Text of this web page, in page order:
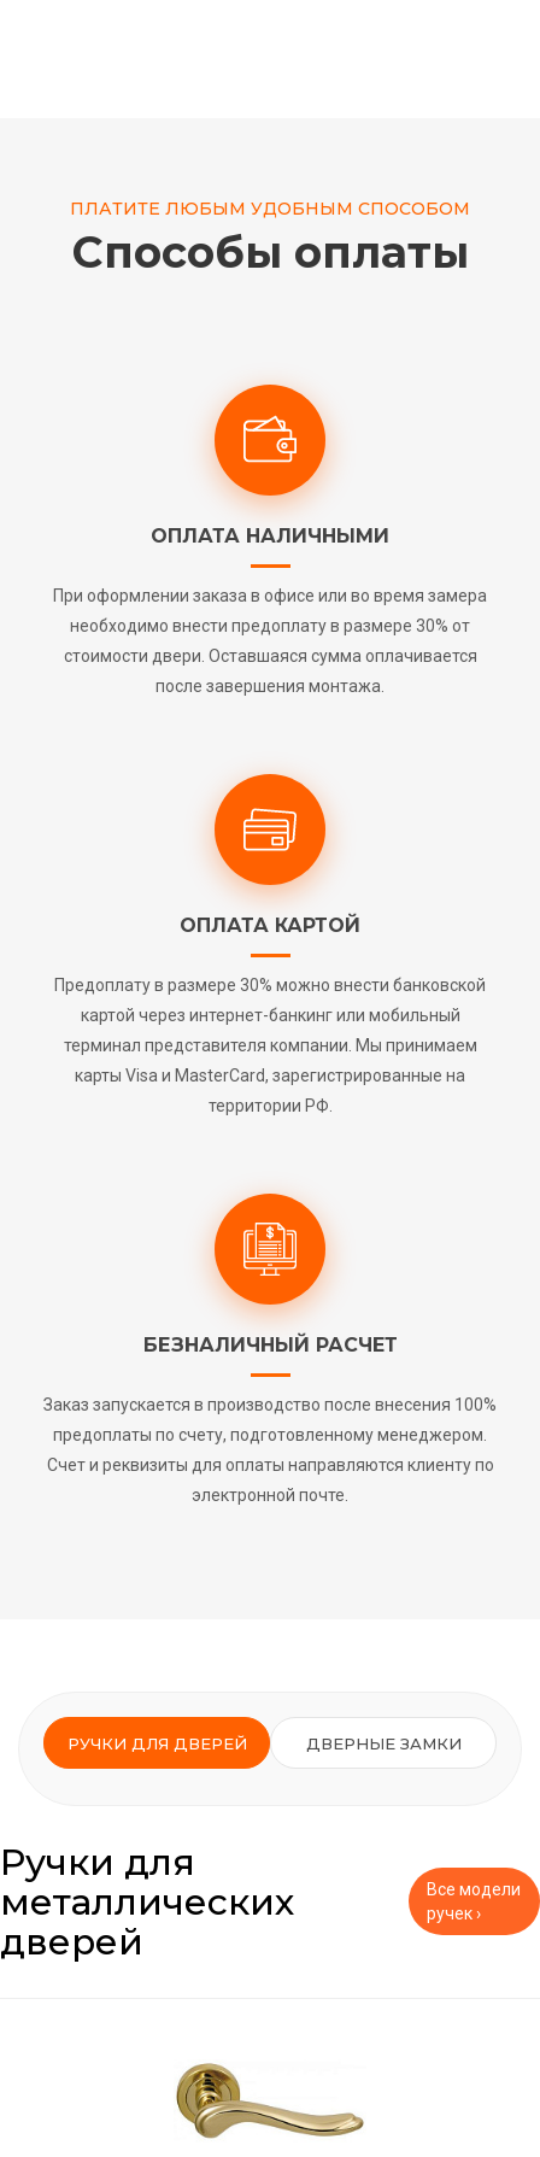
ПЛАТИТЕ ЛЮБЫМ УДОБНЫМ СПОСОБОМ
Способы оплаты
ОПЛАТА НАЛИЧНЫМИ
При оформлении заказа в офисе или во время замера
необходимо внести предоплату в размере 30% от
стоимости двери. Оставшаяся сумма оплачивается
после завершения монтажа.
ОПЛАТА КАРТОЙ
Предоплату в размере 30% можно внести банковской
картой через интернет-банкинг или мобильный
терминал представителя компании. Мы принимаем
карты Visa и MasterCard, зарегистрированные на
территории РФ.
БЕЗНАЛИЧНЫЙ РАСЧЕТ
Заказ запускается в производство после внесения 100%
предоплаты по счету, подготовленному менеджером.
Счет и реквизиты для оплаты направляются клиенту по
электронной почте.
РУЧКИ ДЛЯ ДВЕРЕЙ ДВЕРНЫЕ ЗАМКИ
Ручки для
металлических
дверей
Все модели
ручек ›